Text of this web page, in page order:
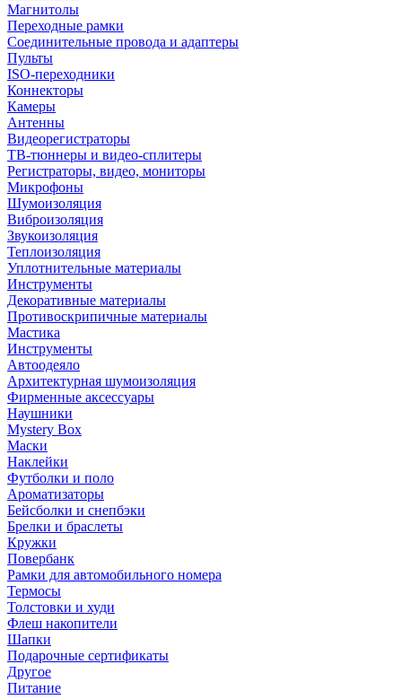
Магнитолы
Переходные рамки
Соединительные провода и адаптеры
Пульты
ISO-переходники
Коннекторы
Камеры
Антенны
Видеорегистраторы
ТВ-тюннеры и видео-сплитеры
Регистраторы, видео, мониторы
Микрофоны
Шумоизоляция
Виброизоляция
Звукоизоляция
Теплоизоляция
Уплотнительные материалы
Инструменты
Декоративные материалы
Противоскрипичные материалы
Мастика
Инструменты
Автоодеяло
Архитектурная шумоизоляция
Фирменные аксессуары
Наушники
Mystery Box
Маски
Наклейки
Футболки и поло
Ароматизаторы
Бейсболки и снепбэки
Брелки и браслеты
Кружки
Повербанк
Рамки для автомобильного номера
Термосы
Толстовки и худи
Флеш накопители
Шапки
Подарочные сертификаты
Другое
Питание